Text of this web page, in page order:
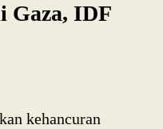
Gaza, IDF
kehancuran